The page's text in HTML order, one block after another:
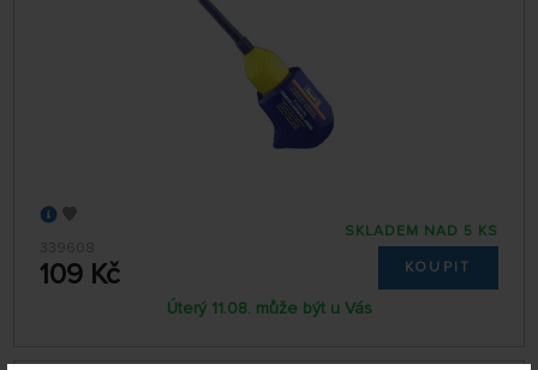
339608
109 Kč
SKLADEM NAD 5 KS
KOUPIT
Úterý 11.08. může být u Vás